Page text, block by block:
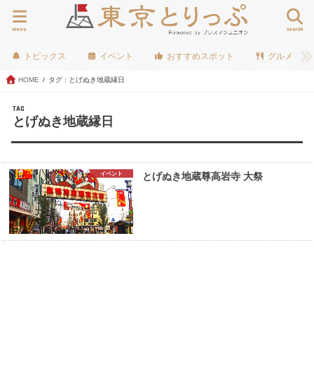
search
menu
トピックス イベント おすすめスポット グルメ
HOME タグ : とげぬき地蔵縁日
TAG
とげぬき地蔵縁日
イベント とげぬき地蔵尊高岩寺 大祭